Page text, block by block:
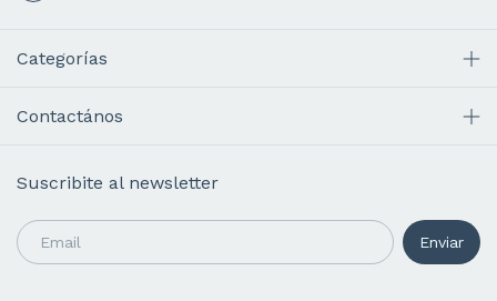
Categorías
Contactános
Suscribite al newsletter